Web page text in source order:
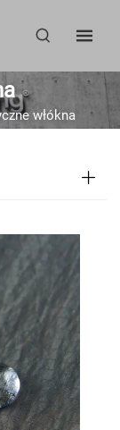
włókna